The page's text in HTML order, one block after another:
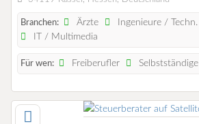
Branchen: Ärzte
Ingenieure /
IT / Multimedia
Für wen: Freiberufler Selbstständige